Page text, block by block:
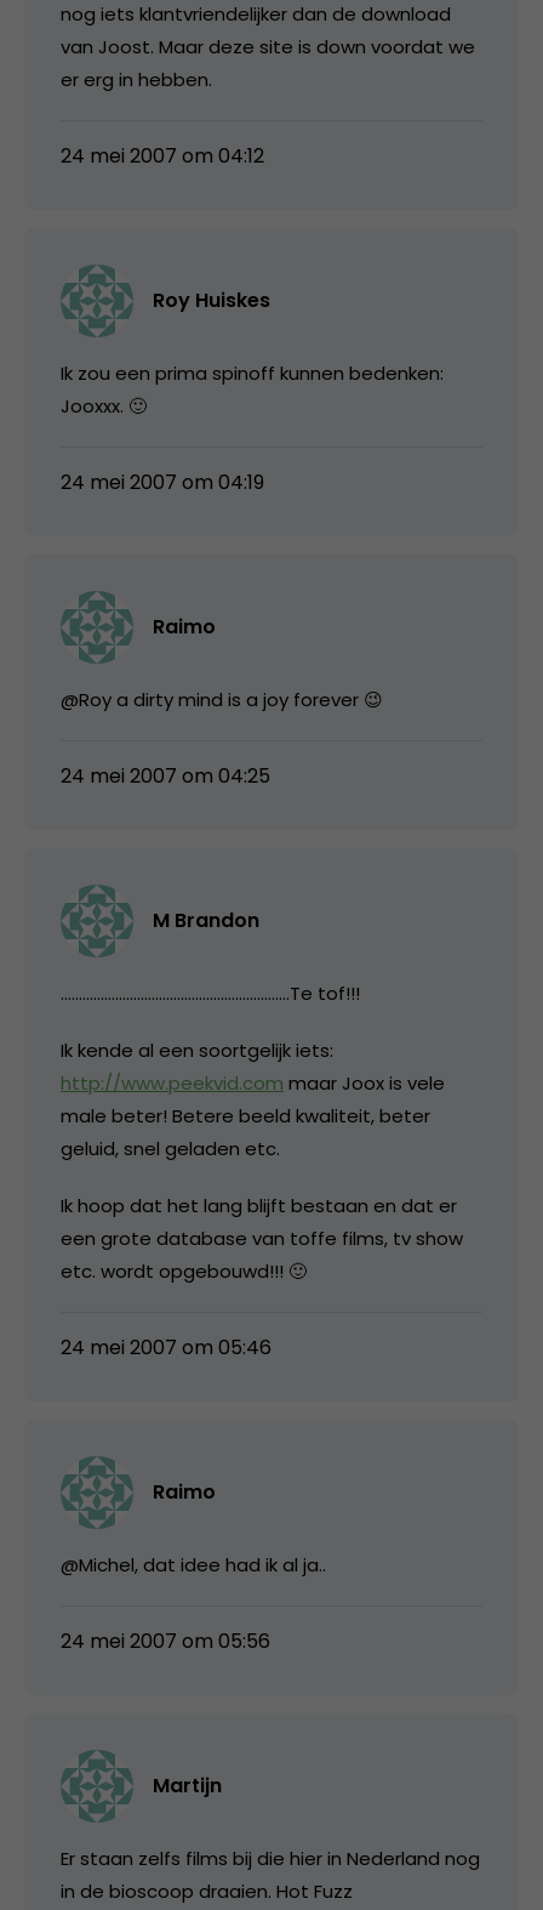
nog iets klantvriendelijker dan de download
van Joost. Maar deze site is down voordat we
er erg in hebben.
24 mei 2007 om 04:12
Roy Huiskes
Ik zou een prima spinoff kunnen bedenken:
Jooxxx. 🙂
24 mei 2007 om 04:19
Raimo
@Roy a dirty mind is a joy forever 😉
24 mei 2007 om 04:25
M Brandon
………………………………………………………Te tof!!!
Ik kende al een soortgelijk iets:
http://www.peekvid.com maar Joox is vele
male beter! Betere beeld kwaliteit, beter
geluid, snel geladen etc.
Ik hoop dat het lang blijft bestaan en dat er
een grote database van toffe films, tv show
etc. wordt opgebouwd!!! 🙂
24 mei 2007 om 05:46
Raimo
@Michel, dat idee had ik al ja..
24 mei 2007 om 05:56
Martijn
Er staan zelfs films bij die hier in Nederland nog
in de bioscoop draaien. Hot Fuzz